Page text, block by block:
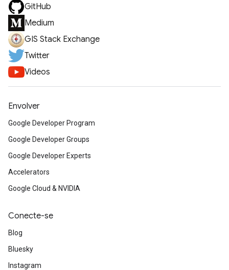
GitHub
Medium
GIS Stack Exchange
Twitter
Videos
Envolver
Google Developer Program
Google Developer Groups
Google Developer Experts
Accelerators
Google Cloud & NVIDIA
Conecte-se
Blog
Bluesky
Instagram